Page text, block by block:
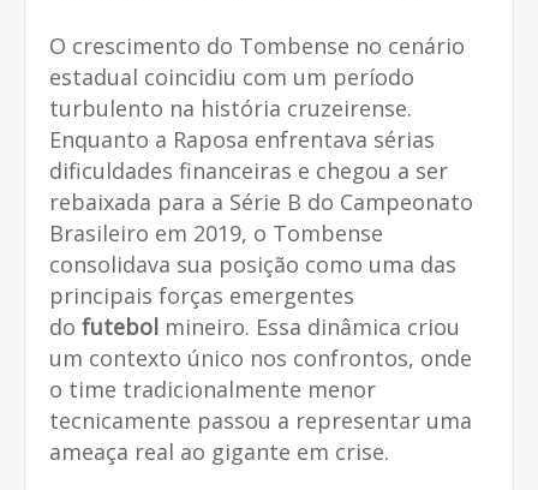
O crescimento do Tombense no cenário
estadual coincidiu com um período
turbulento na história cruzeirense.
Enquanto a Raposa enfrentava sérias
dificuldades financeiras e chegou a ser
rebaixada para a Série B do Campeonato
Brasileiro em 2019, o Tombense
consolidava sua posição como uma das
principais forças emergentes
do futebol mineiro. Essa dinâmica criou
um contexto único nos confrontos, onde
o time tradicionalmente menor
tecnicamente passou a representar uma
ameaça real ao gigante em crise.